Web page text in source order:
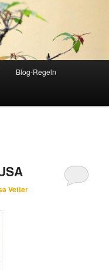
Blog-Regeln
Vetter